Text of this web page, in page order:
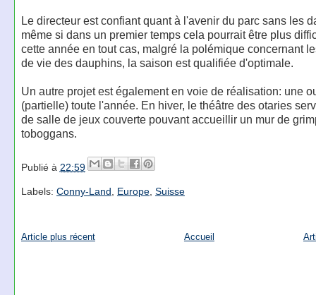
Le directeur est confiant quant à l'avenir du parc sans les
même si dans un premier temps cela pourrait être plus
cette année en tout cas, malgré la polémique concernant
de vie des dauphins, la saison est qualifiée d'optimale.
Un autre projet est également en voie de réalisation: une
(partielle) toute l'année. En hiver, le théâtre des otaries
de salle de jeux couverte pouvant accueillir un mur de
toboggans.
Publié à 22:59
Labels: Conny-Land, Europe, Suisse
Article plus récent Accueil